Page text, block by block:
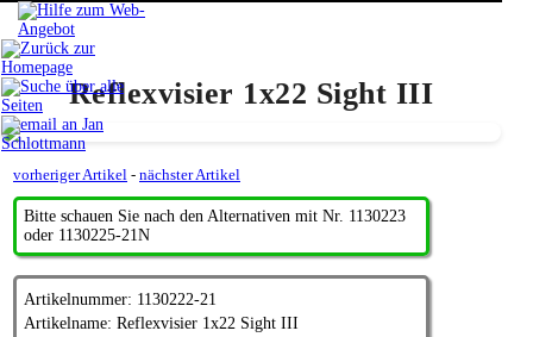
Reflexvisier 1x22 Sight III
vorheriger Artikel - nächster Artikel
Bitte schauen Sie nach den Alternativen mit Nr. 1130223
oder 1130225-21N
Artikelnummer: 1130222-21
Artikelname: Reflexvisier 1x22 Sight III